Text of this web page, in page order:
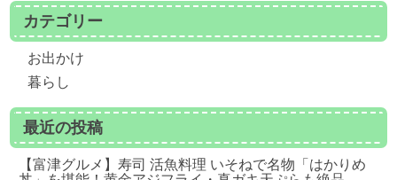
カテゴリー
お出かけ
暮らし
最近の投稿
【富津グルメ】寿司 活魚料理 いそねで名物「はかりめ